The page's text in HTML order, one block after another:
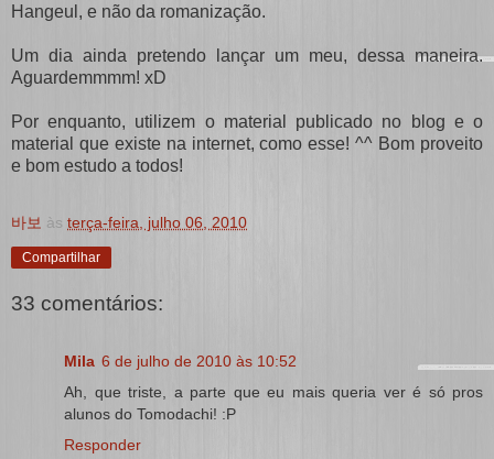
Hangeul, e não da romanização.
Um dia ainda pretendo lançar um meu, dessa maneira.
Aguardemmmm! xD
Por enquanto, utilizem o material publicado no blog e o
material que existe na internet, como esse! ^^ Bom proveito
e bom estudo a todos!
바보 às terça-feira, julho 06, 2010
Compartilhar
33 comentários:
Mila 6 de julho de 2010 às 10:52
Ah, que triste, a parte que eu mais queria ver é só pros
alunos do Tomodachi! :P
Responder